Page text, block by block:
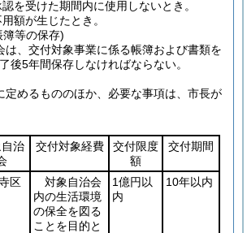
を受けた期間内に使用しないとき。
額が生じたとき。
等の保存)
は、交付対象事業に係る帳簿および書類を
後5年間保存しなければならない。
定めるもののほか、必要な事項は、市長が
治
交付対象経費
交付限度
額
交付期間
区
対象自治会
内の生活環境
の保全を図る
ことを目的と
1億円以
内
10年以内